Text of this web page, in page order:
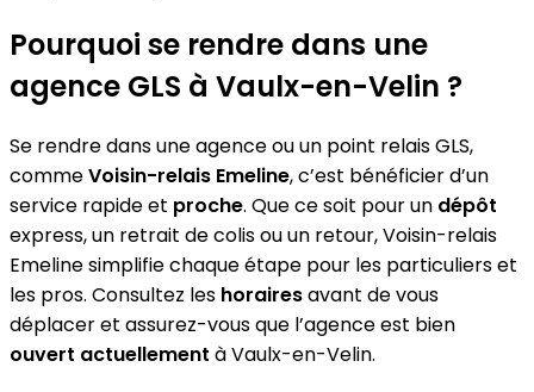
Pourquoi se rendre dans une
agence GLS à Vaulx-en-Velin ?
Se rendre dans une agence ou un point relais GLS,
commeVoisin-relais Emeline, c’est bénéficier d’un
service rapide et proche. Que ce soit pour un dépôt
express, un retrait de colis ou un retour, Voisin-relais
Emeline simplifie chaque étape pour les particuliers et
les pros. Consultez les horairesavant de vous
déplacer et assurez-vous que l’agence est bien
ouvert actuellement à Vaulx-en-Velin.